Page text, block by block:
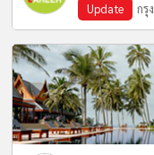
Update กรุ